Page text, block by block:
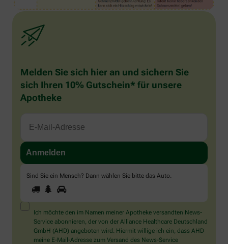
Melden Sie sich hier an und sichern Sie
sich Ihren 10% Gutschein* für unsere
Apotheke
Sind Sie ein Mensch? Dann wählen Sie bitte das Auto
Sie
ein
Mensch?
Dann
wählen
Sie
1 2
Ich möchte den im Namen meiner Apotheke versandten News-
Service abonnieren, der von der Alliance Healthcare Deutschland
GmbH (AHD) angeboten wird. Hiermit willige ich ein, dass AHD
meine E-Mail-Adresse zum Versand des News-Service